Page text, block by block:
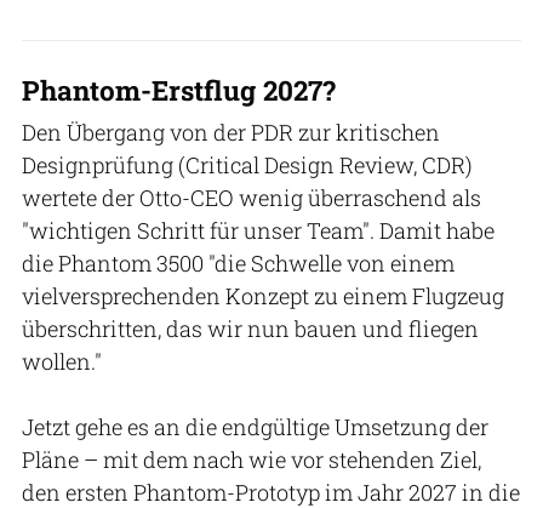
Phantom-Erstflug 2027?
Den Übergang von der PDR zur kritischen
Designprüfung (Critical Design Review, CDR)
wertete der Otto-CEO wenig überraschend als
"wichtigen Schritt für unser Team". Damit habe
die Phantom 3500 "die Schwelle von einem
vielversprechenden Konzept zu einem Flugzeug
überschritten, das wir nun bauen und fliegen
wollen."
Jetzt gehe es an die endgültige Umsetzung der
Pläne – mit dem nach wie vor stehenden Ziel,
den ersten Phantom-Prototyp im Jahr 2027 in die